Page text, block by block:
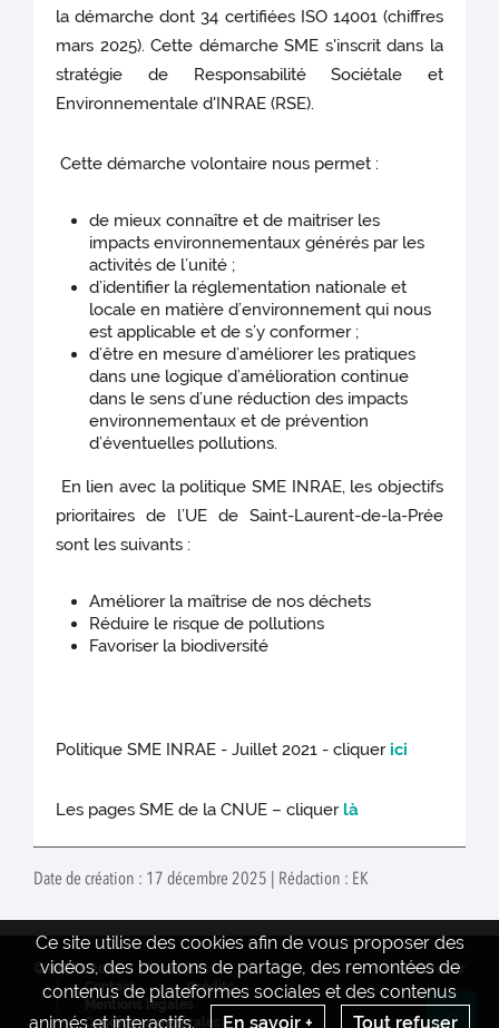
la démarche dont 34 certifiées ISO 14001 (chiffres
mars 2025). Cette démarche SME s'inscrit dans la
stratégie de Responsabilité Sociétale et
Environnementale d'INRAE (RSE).
Cette démarche volontaire nous permet :
de mieux connaître et de maitriser les
impacts environnementaux générés par les
activités de l’unité ;
d’identifier la réglementation nationale et
locale en matière d’environnement qui nous
est applicable et de s’y conformer ;
d’être en mesure d’améliorer les pratiques
dans une logique d’amélioration continue
dans le sens d’une réduction des impacts
environnementaux et de prévention
d’éventuelles pollutions.
En lien avec la politique SME INRAE, les objectifs
prioritaires de l’UE de Saint-Laurent-de-la-Prée
sont les suivants :
Améliorer la maîtrise de nos déchets
Réduire le risque de pollutions
Favoriser la biodiversité
Politique SME INRAE - Juillet 2021 - cliquer ici
Les pages SME de la CNUE – cliquerlà
Date de création : 17 décembre 2025 | Rédaction : EK
Ce site utilise des cookies afin de vous proposer des
vidéos, des boutons de partage, des remontées de
contenus de plateformes sociales et des contenus
animés et interactifs.
En savoir + Tout refuser
© INRAE 2022
Actualités
Contact
Crédits
Mentions legales
Conditions générales
www.inrae.fr